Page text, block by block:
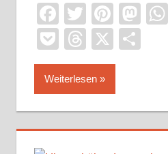
Facebook
Twitter
PocketThreads
X
Weiterlesen